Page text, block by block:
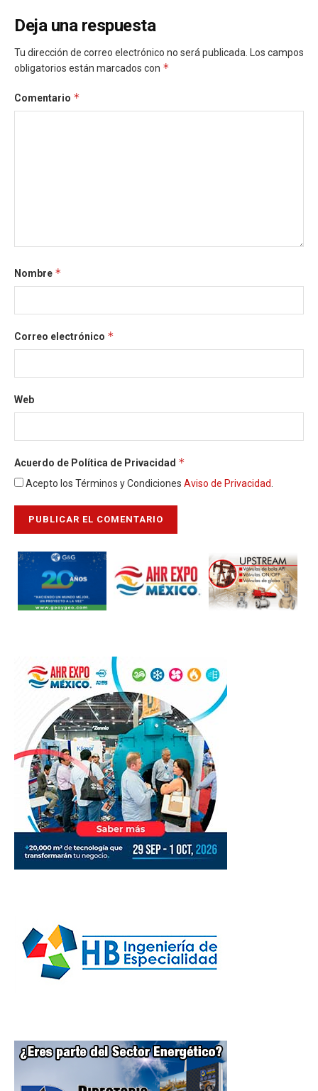
Deja una respuesta
Tu dirección de correo electrónico no será publicada. Los campos
obligatorios están marcados con *
Comentario *
Nombre *
Correo electrónico *
Web
Acuerdo de Política de Privacidad *
Acepto los Términos y Condiciones Aviso de Privacidad.